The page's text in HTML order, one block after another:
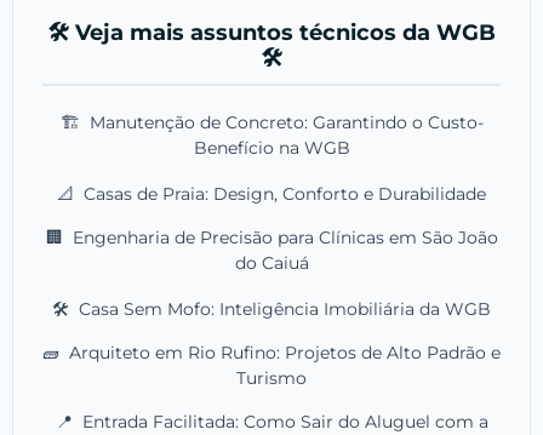
🛠️ Veja mais assuntos técnicos da WGB
🛠️
🏗️ Manutenção de Concreto: Garantindo o Custo-
Benefício na WGB
📐 Casas de Praia: Design, Conforto e Durabilidade
🏢
Engenharia de Precisão para Clínicas em São João
do Caiuá
🛠️ Casa Sem Mofo: Inteligência Imobiliária da WGB
🧱 Arquiteto em Rio Rufino: Projetos de Alto Padrão e
Turismo
📍 Entrada Facilitada: Como Sair do Aluguel com a